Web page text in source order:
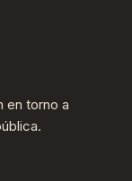
en torno a